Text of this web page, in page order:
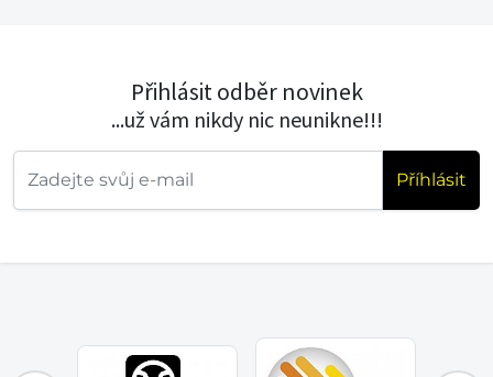
Přihlásit odběr novinek
...už vám nikdy nic neunikne!!!
Příhlásit